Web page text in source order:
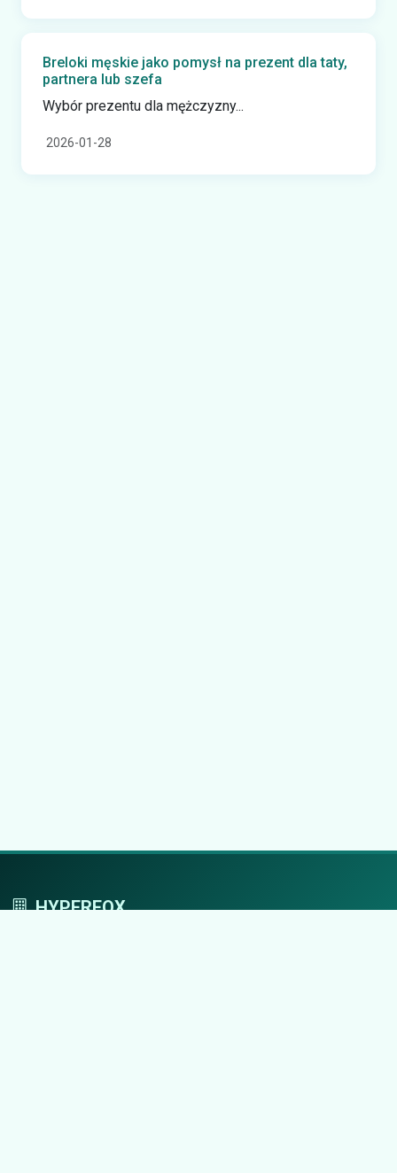
Breloki męskie jako pomysł na prezent dla taty,
partnera lub szefa
Wybór prezentu dla mężczyzny...
2026-01-28
HYPERFOX